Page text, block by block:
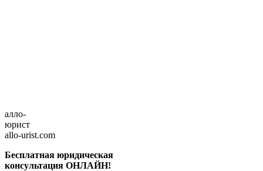
алло-
юрист
allo-urist.com
Бесплатная юридическая
консультация ОНЛАЙН!